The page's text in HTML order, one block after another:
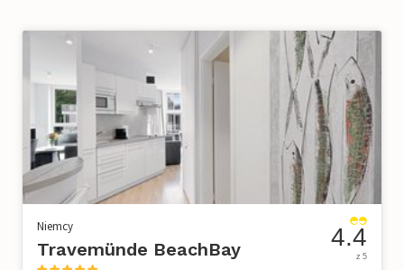
Niemcy
Travemünde BeachBay 4.4
z 5